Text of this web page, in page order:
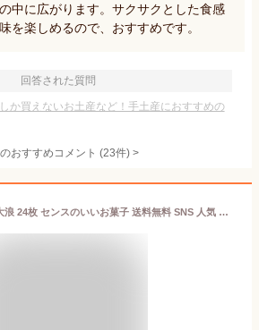
中に広がります。サクサクとした食感
を楽しめるので、おすすめです。
回答された質問
か買えないお土産など！手土産におすすめの
おすすめコメント (23件) >
亀の子せんべい 大浪 24枚 センスのいいお菓子 送料無料 SNS 人気 話題 インスタ映え おしゃれ 美味しい 個包装 岩手 お土産 優勝手土産